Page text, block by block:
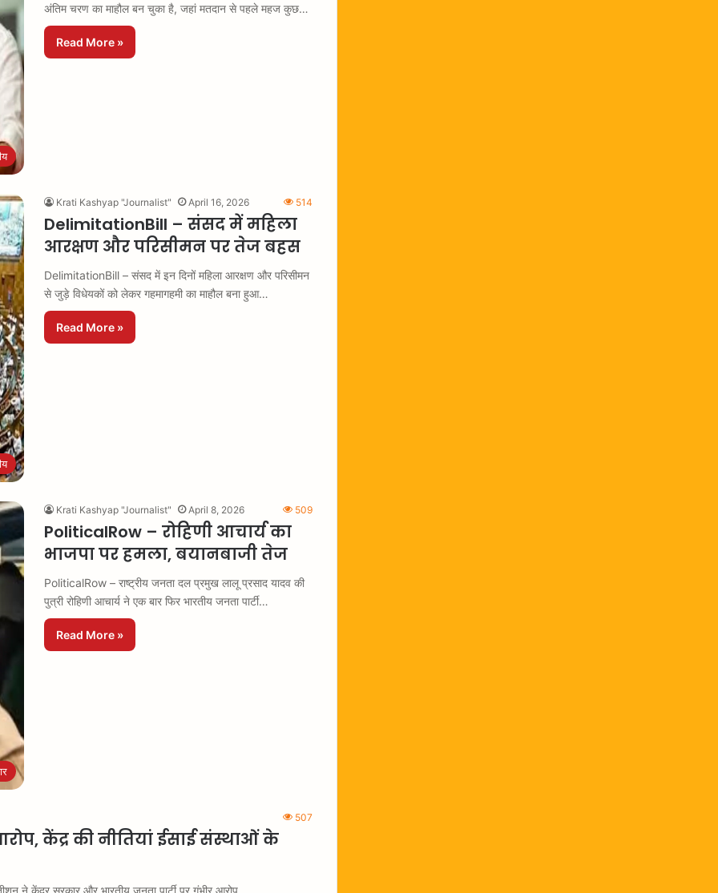
अंतिम चरण का माहौल बन चुका है, जहां मतदान से पहले महज कुछ…
Read More »
Krati Kashyap "Journalist" April 16, 2026 514
DelimitationBill – संसद में महिला
आरक्षण और परिसीमन पर तेज बहस
DelimitationBill – संसद में इन दिनों महिला आरक्षण और परिसीमन
से जुड़े विधेयकों को लेकर गहमागहमी का माहौल बना हुआ…
Read More »
Krati Kashyap "Journalist" April 8, 2026 509
PoliticalRow – रोहिणी आचार्य का
भाजपा पर हमला, बयानबाजी तेज
PoliticalRow – राष्ट्रीय जनता दल प्रमुख लालू प्रसाद यादव की
पुत्री रोहिणी आचार्य ने एक बार फिर भारतीय जनता पार्टी…
Read More »
507
केंद्र की नीतियां ईसाई संस्थाओं के
ने केंद्र सरकार और भारतीय जनता पार्टी पर गंभीर आरोप…